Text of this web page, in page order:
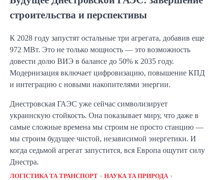
строительства и перспективы
К 2028 году запустят остальные три агрегата, добавив еще
972 МВт. Это не только мощность — это возможность
довести долю ВИЭ в балансе до 50% к 2035 году.
Модернизация включает цифровизацию, повышение КПД
и интеграцию с новыми накопителями энергии.
Днестровская ГАЭС уже сейчас символизирует
украинскую стойкость. Она показывает миру, что даже в
самые сложные времена мы строим не просто станцию —
мы строим будущее чистой, независимой энергетики. И
когда седьмой агрегат запустится, вся Европа ощутит силу
Днестра.
ЛОГІСТИКА ТА ТРАНСПОРТ
НАУКА ТА ПРИРОДА